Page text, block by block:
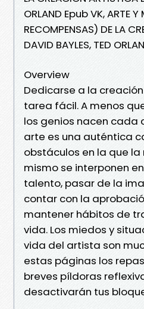
ORLAND Epub VK, ARTE Y
RECOMPENSAS) DE LA
DAVID BAYLES, TED
Overview
Dedicarse a la
tarea fácil. A menos
los genios nacen cada
arte es una auténtica
obstáculos en la que
mismo se interponen
talento, pasar de la
contar con la
mantener hábitos de
vida. Los miedos y
vida del artista son
estas páginas los
breves píldoras
desactivarán tus